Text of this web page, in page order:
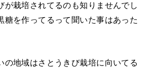
が栽培されてるのも知りませんでし
糖を作ってるって聞いた事はあった
の地域はさとうきび栽培に向いてる